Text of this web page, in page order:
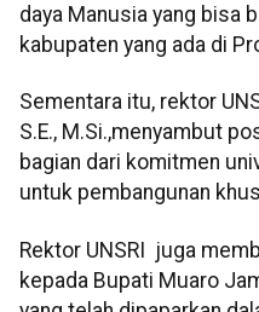
daya Manusia yang bisa
kabupaten yang ada di
Sementara itu, rektor
S.E., M.Si.,menyambut
bagian dari komitmen
untuk pembangunan
Rektor UNSRI juga
kepada Bupati Muaro